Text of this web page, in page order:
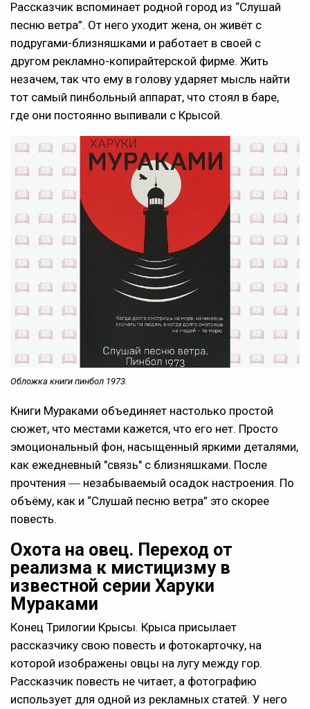
Рассказчик вспоминает родной город из “Слушай
песню ветра”. От него уходит жена, он живёт с
подругами-близняшками и работает в своей с
другом рекламно-копирайтерской фирме. Жить
незачем, так что ему в голову ударяет мысль найти
тот самый пинбольный аппарат, что стоял в баре,
где они постоянно выпивали с Крысой.
Обложка книги пинбол 1973.
Книги Мураками объединяет настолько простой
сюжет, что местами кажется, что его нет. Просто
эмоциональный фон, насыщенный яркими деталями,
как ежедневный "связь" с близняшками. После
прочтения ― незабываемый осадок настроения. По
объёму, как и “Слушай песню ветра” это скорее
повесть.
Охота на овец. Переход от
реализма к мистицизму в
известной серии Харуки
Мураками
Конец Трилогии Крысы. Крыса присылает
рассказчику свою повесть и фотокарточку, на
которой изображены овцы на лугу между гор.
Рассказчик повесть не читает, а фотографию
использует для одной из рекламных статей. У него